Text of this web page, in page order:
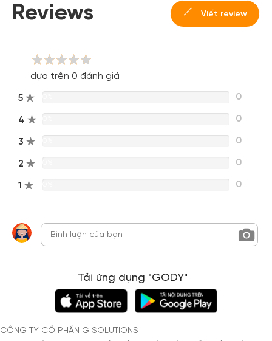
Reviews Viết review
dựa trên 0 đánh giá
5 0
4 0
3 0
2 0
1 0
Tải ứng dụng "GODY"
CÔNG TY CỔ PHẦN G SOLUTIONS
cho cộng đồng.
Đăng nhập Facebook